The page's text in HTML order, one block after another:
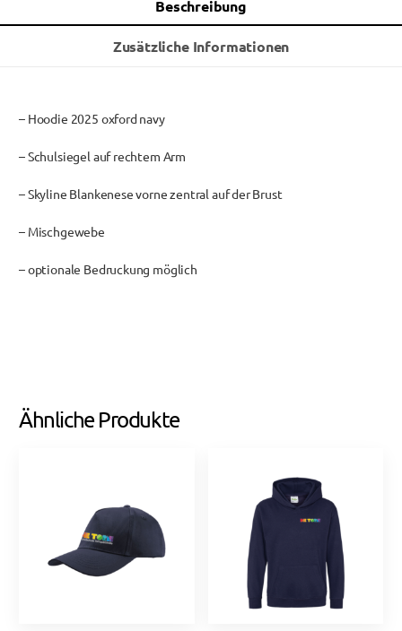
Beschreibung
Zusätzliche Informationen
– Hoodie 2025 oxford navy
– Schulsiegel auf rechtem Arm
– Skyline Blankenese vorne zentral auf der Brust
– Mischgewebe
– optionale Bedruckung möglich
Ähnliche Produkte